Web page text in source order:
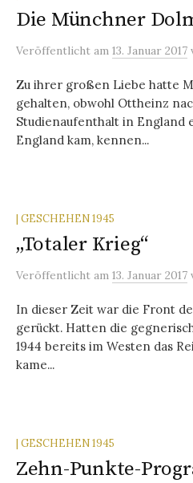
Die Münchner
Veröffentlicht am 13. Januar 2017
Zu ihrer großen Liebe hatte
gehalten, obwohl Ottheinz
Studienaufenthalt in England
England kam, kennen...
| GESCHEHEN 1945
„Totaler Krieg“
Veröffentlicht am 13. Januar 2017
In dieser Zeit war die Front
gerückt. Hatten die
1944 bereits im Westen das
kame...
| GESCHEHEN 1945
Zehn-Punkte-